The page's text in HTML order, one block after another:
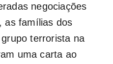
negociações
as famílias dos
terrorista na
uma carta ao